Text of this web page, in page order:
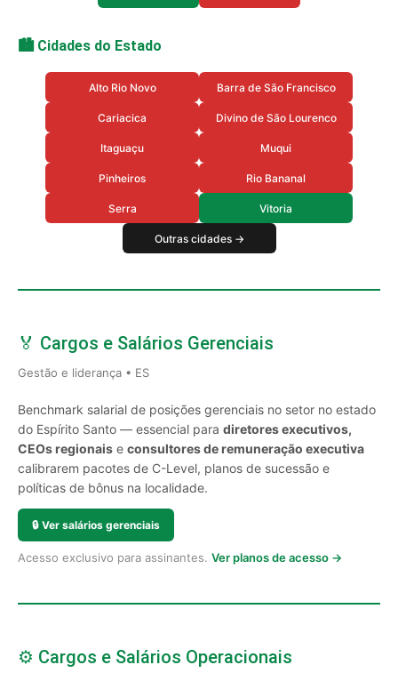
🏙️ Cidades do Estado
Alto Rio Novo Barra de São Francisco
Cariacica Divino de São Lourenco
Itaguaçu Muqui
Pinheiros Rio Bananal
Serra Vitoria
Outras cidades →
🏅 Cargos e Salários Gerenciais
Gestão e liderança • ES
Benchmark salarial de posições gerenciais no setor no estado
do Espírito Santo — essencial para diretores executivos,
CEOs regionais e consultores de remuneração executiva
calibrarem pacotes de C-Level, planos de sucessão e
políticas de bônus na localidade.
🔒 Ver salários gerenciais
Acesso exclusivo para assinantes. Ver planos de acesso →
⚙️ Cargos e Salários Operacionais